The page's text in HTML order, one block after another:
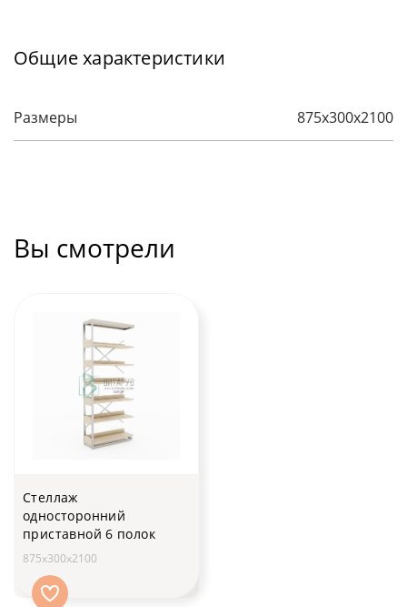
Общие характеристики
Размеры 875х300х2100
Вы смотрели
Стеллаж
односторонний
приставной 6 полок
875х300х2100